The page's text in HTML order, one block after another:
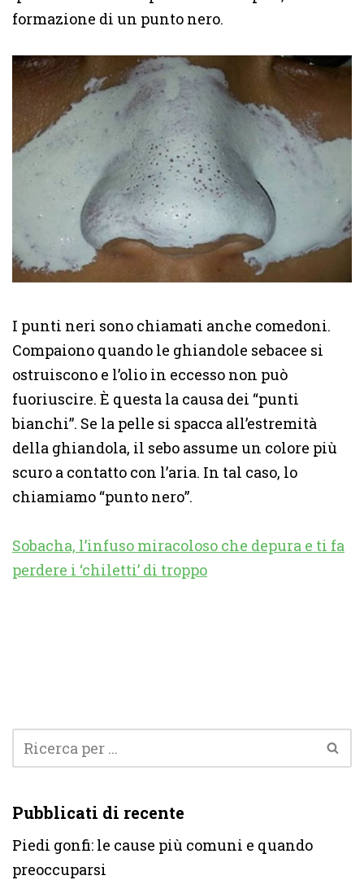
formazione di un punto nero.
I punti neri sono chiamati anche comedoni.
Compaiono quando le ghiandole sebacee si
ostruiscono e l’olio in eccesso non può
fuoriuscire. È questa la causa dei “punti
bianchi”. Se la pelle si spacca all’estremità
della ghiandola, il sebo assume un colore più
scuro a contatto con l’aria. In tal caso, lo
chiamiamo “punto nero”.
Sobacha, l’infuso miracoloso che depura e ti fa
perdere i ‘chiletti’ di troppo
Pubblicati di recente
Piedi gonfi: le cause più comuni e quando
preoccuparsi